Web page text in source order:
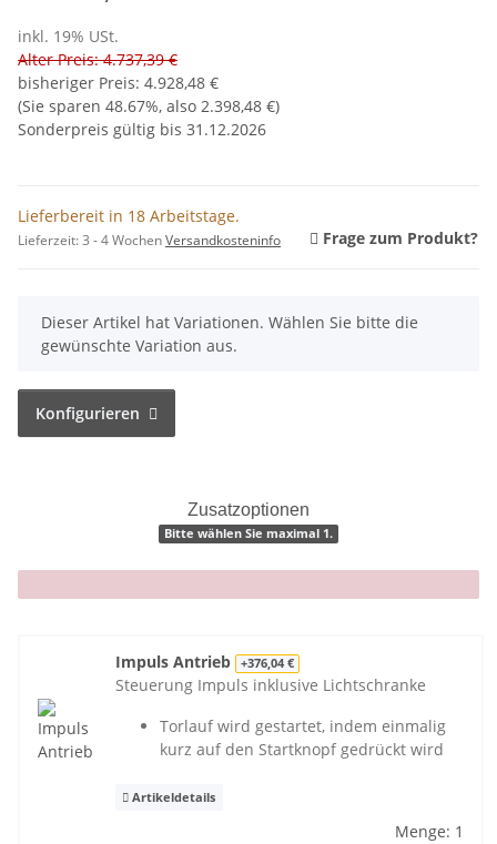
inkl. 19% USt.
Alter Preis: 4.737,39 €
bisheriger Preis: 4.928,48 €
(Sie sparen 48.67%, also 2.398,48 €)
Sonderpreis gültig bis 31.12.2026
Lieferbereit in 18 Arbeitstage.
Lieferzeit:3 - 4 WochenVersandkosteninfo Frage zum Produkt?
x
Dieser Artikel hat Variationen. Wählen Sie bitte die
gewünschte Variation aus.
Konfigurieren
Zusatzoptionen
Bitte wählen Sie maximal 1.
x
Impuls Antrieb +376,04 €
Steuerung Impuls inklusive Lichtschranke
Torlauf wird gestartet, indem einmalig
kurz auf den Startknopf gedrückt wird
Artikeldetails
Menge: 1